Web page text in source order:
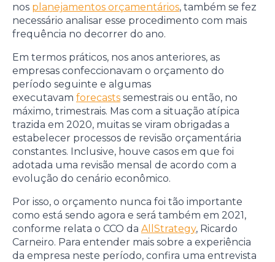
nos planejamentos orçamentários, também se fez
necessário analisar esse procedimento com mais
frequência no decorrer do ano.
Em termos práticos, nos anos anteriores, as
empresas confeccionavam o orçamento do
período seguinte e algumas
executavam forecasts semestrais ou então, no
máximo, trimestrais. Mas com a situação atípica
trazida em 2020, muitas se viram obrigadas a
estabelecer processos de revisão orçamentária
constantes. Inclusive, houve casos em que foi
adotada uma revisão mensal de acordo com a
evolução do cenário econômico.
Por isso, o orçamento nunca foi tão importante
como está sendo agora e será também em 2021,
conforme relata o CCO da AllStrategy, Ricardo
Carneiro. Para entender mais sobre a experiência
da empresa neste período, confira uma entrevista